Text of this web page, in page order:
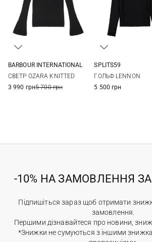
BARBOUR INTERNATIONAL
СВЕТР OZARA KNITTED
3 990 грн5 700 грн
SPLITS59
ГОЛЬФ LENNON
5 500 грн
-10% НА ЗАМОВЛЕННЯ
Підпишіться зараз щоб отримати
замовлення.
Першими дізнавайтеся про новини,
*Знижки не сумуються з іншими